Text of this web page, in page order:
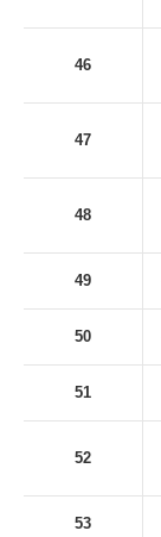
46
47
48
49
50
51
52
53